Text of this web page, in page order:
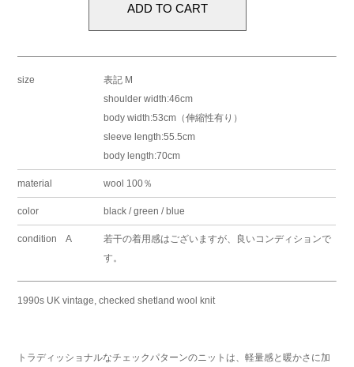
size
表記 M
shoulder width:46cm
body width:53cm（伸縮性有り）
sleeve length:55.5cm
body length:70cm
material wool 100％
color black / green / blue
condition A
若干の着用感はございますが、良いコンディションで
す。
1990s UK vintage, checked shetland wool knit
トラディッショナルなチェックパターンのニットは、軽量感と暖かさに加